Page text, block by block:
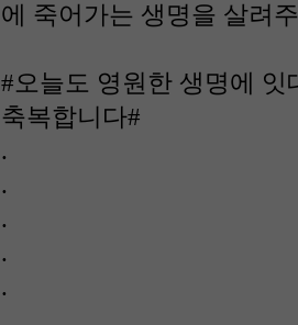
에 죽어가는 생명을 살려
#오늘도 영원한 생명에
축복합니다#
.
.
.
.
.